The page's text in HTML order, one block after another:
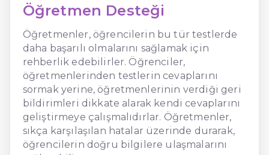
Öğretmen Desteği
Öğretmenler, öğrencilerin bu tür testlerde
daha başarılı olmalarını sağlamak için
rehberlik edebilirler. Öğrenciler,
öğretmenlerinden testlerin cevaplarını
sormak yerine, öğretmenlerinin verdiği geri
bildirimleri dikkate alarak kendi cevaplarını
geliştirmeye çalışmalıdırlar. Öğretmenler,
sıkça karşılaşılan hatalar üzerinde durarak,
öğrencilerin doğru bilgilere ulaşmalarını